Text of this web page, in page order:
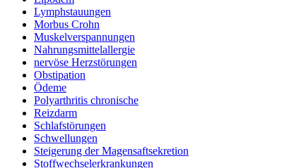
Lymphstauungen
Morbus Crohn
Muskelverspannungen
Nahrungsmittelallergie
nervöse Herzstörungen
Obstipation
Ödeme
Polyarthritis chronische
Reizdarm
Schlafstörungen
Schwellungen
Steigerung der Magensaftsekretion
Stoffwechselerkrankungen